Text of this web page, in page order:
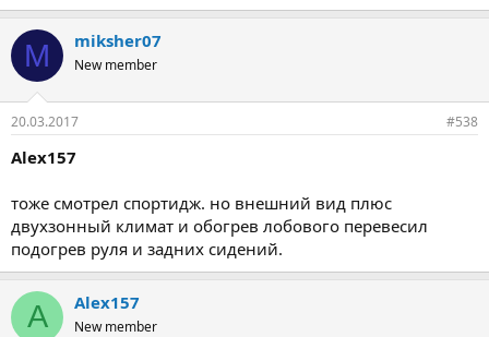
M miksher07
New member
20.03.2017 #538
Alex157
тоже смотрел спортидж. но внешний вид плюс
двухзонный климат и обогрев лобового перевесил
подогрев руля и задних сидений.
A Alex157
New member